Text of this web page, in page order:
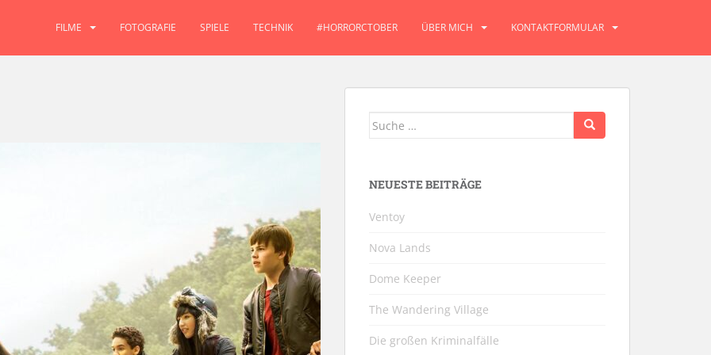
FILME FOTOGRAFIE SPIELE TECHNIK #HORRORCTOBER ÜBER MICH KONTAKTFORMULAR
Suche
NEUESTE BEITRÄGE
Ventoy
Nova Lands
Dome Keeper
The Wandering Village
Die großen Kriminalfälle